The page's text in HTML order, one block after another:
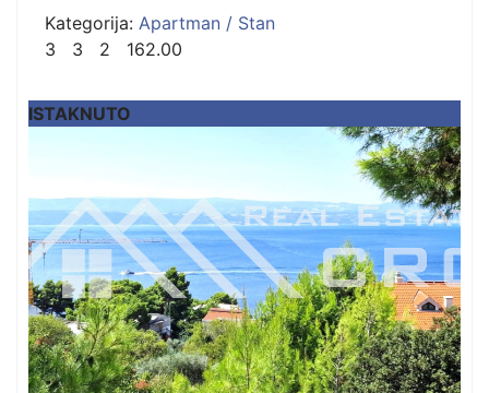
Kategorija: Apartman / Stan
3
3 2 162.00
ISTAKNUTO